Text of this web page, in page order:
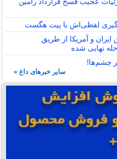
لفظی‌اش با پیت هگست
و آمریکا از طریق
نهایی شده
چشم‌ها!
سایر خبرهای داغ »